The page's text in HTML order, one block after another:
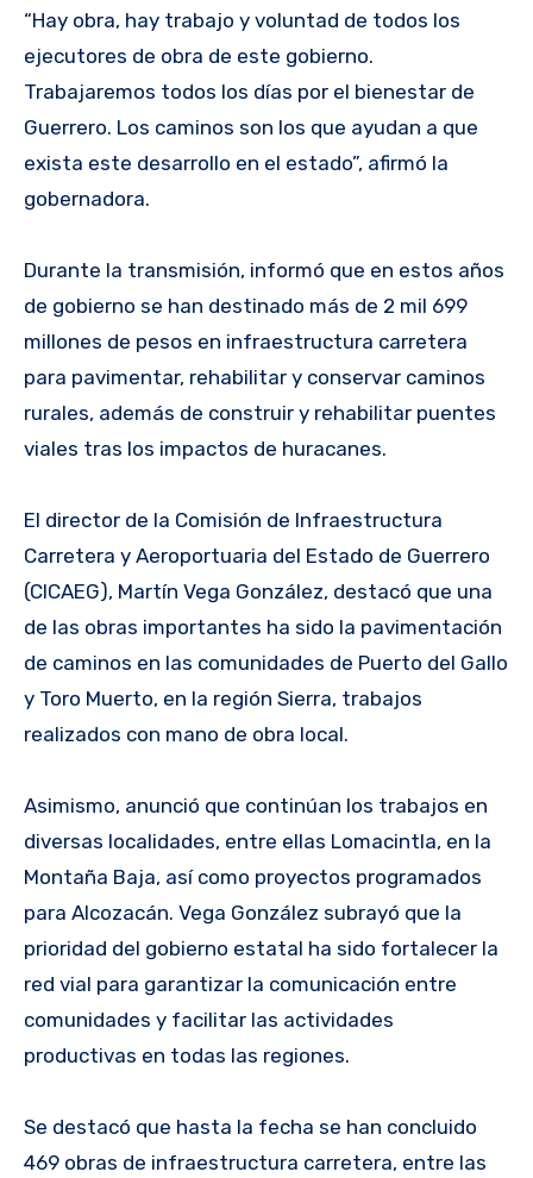
“Hay obra, hay trabajo y voluntad de todos los
ejecutores de obra de este gobierno.
Trabajaremos todos los días por el bienestar de
Guerrero. Los caminos son los que ayudan a que
exista este desarrollo en el estado”, afirmó la
gobernadora.
Durante la transmisión, informó que en estos años
de gobierno se han destinado más de 2 mil 699
millones de pesos en infraestructura carretera
para pavimentar, rehabilitar y conservar caminos
rurales, además de construir y rehabilitar puentes
viales tras los impactos de huracanes.
El director de la Comisión de Infraestructura
Carretera y Aeroportuaria del Estado de Guerrero
(CICAEG), Martín Vega González, destacó que una
de las obras importantes ha sido la pavimentación
de caminos en las comunidades de Puerto del Gallo
y Toro Muerto, en la región Sierra, trabajos
realizados con mano de obra local.
Asimismo, anunció que continúan los trabajos en
diversas localidades, entre ellas Lomacintla, en la
Montaña Baja, así como proyectos programados
para Alcozacán. Vega González subrayó que la
prioridad del gobierno estatal ha sido fortalecer la
red vial para garantizar la comunicación entre
comunidades y facilitar las actividades
productivas en todas las regiones.
Se destacó que hasta la fecha se han concluido
469 obras de infraestructura carretera, entre las